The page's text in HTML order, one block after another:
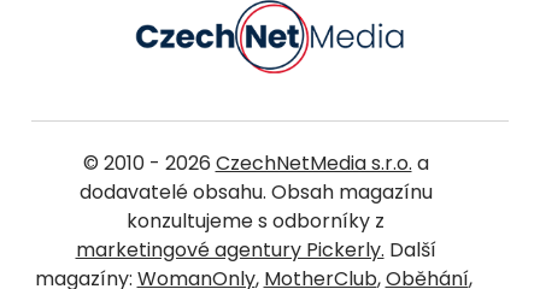
© 2010 - 2026 CzechNetMedia s.r.o. a
dodavatelé obsahu. Obsah magazínu
konzultujeme s odborníky z
marketingové agentury Pickerly. Další
magazíny: WomanOnly, MotherClub,Oběhání,